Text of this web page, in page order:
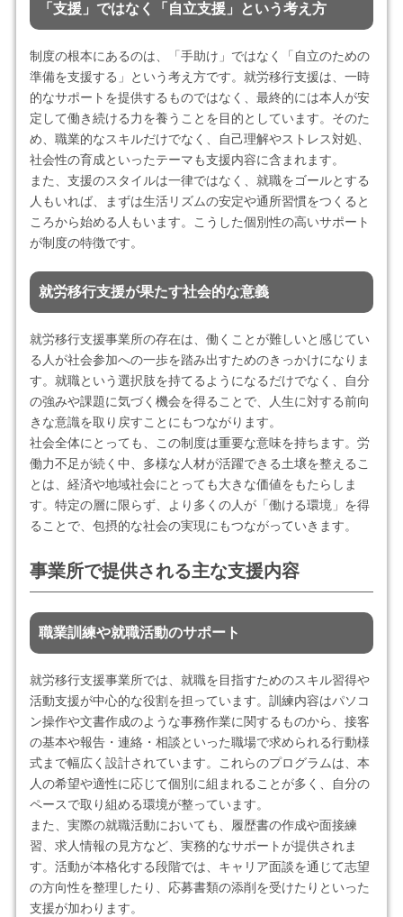
「支援」ではなく「自立支援」という考え方
制度の根本にあるのは、「手助け」ではなく「自立のための
準備を支援する」という考え方です。就労移行支援は、一時
的なサポートを提供するものではなく、最終的には本人が安
定して働き続ける力を養うことを目的としています。そのた
め、職業的なスキルだけでなく、自己理解やストレス対処、
社会性の育成といったテーマも支援内容に含まれます。
また、支援のスタイルは一律ではなく、就職をゴールとする
人もいれば、まずは生活リズムの安定や通所習慣をつくると
ころから始める人もいます。こうした個別性の高いサポート
が制度の特徴です。
就労移行支援が果たす社会的な意義
就労移行支援事業所の存在は、働くことが難しいと感じてい
る人が社会参加への一歩を踏み出すためのきっかけになりま
す。就職という選択肢を持てるようになるだけでなく、自分
の強みや課題に気づく機会を得ることで、人生に対する前向
きな意識を取り戻すことにもつながります。
社会全体にとっても、この制度は重要な意味を持ちます。労
働力不足が続く中、多様な人材が活躍できる土壌を整えるこ
とは、経済や地域社会にとっても大きな価値をもたらしま
す。特定の層に限らず、より多くの人が「働ける環境」を得
ることで、包摂的な社会の実現にもつながっていきます。
事業所で提供される主な支援内容
職業訓練や就職活動のサポート
就労移行支援事業所では、就職を目指すためのスキル習得や
活動支援が中心的な役割を担っています。訓練内容はパソコ
ン操作や文書作成のような事務作業に関するものから、接客
の基本や報告・連絡・相談といった職場で求められる行動様
式まで幅広く設計されています。これらのプログラムは、本
人の希望や適性に応じて個別に組まれることが多く、自分の
ペースで取り組める環境が整っています。
また、実際の就職活動においても、履歴書の作成や面接練
習、求人情報の見方など、実務的なサポートが提供されま
す。活動が本格化する段階では、キャリア面談を通じて志望
の方向性を整理したり、応募書類の添削を受けたりといった
支援が加わります。